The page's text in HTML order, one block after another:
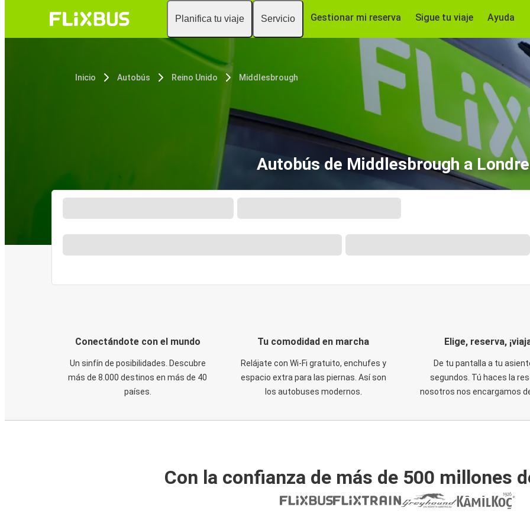
Planifica tu viaje Servicio Gestionar mi reserva Sigue tu viaje Ayuda
Inicio Autobús Reino Unido Middlesbrough
Autobús de Middlesbrough a
Conectándote con el mundo
Un sinfín de posibilidades. Descubre
más de 8.000 destinos en más de 40
países.
Tu comodidad en marcha
Relájate con Wi-Fi gratuito, enchufes y
espacio extra para las piernas. Así son
los autobuses modernos.
Elige, reserva,
De tu pantalla a tu
segundos. Tú haces la
nosotros nos encargamos
Con la confianza de más de 500 millones